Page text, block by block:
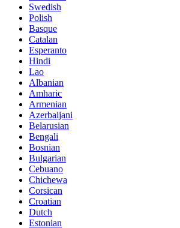
Swedish
Polish
Basque
Catalan
Esperanto
Hindi
Lao
Albanian
Amharic
Armenian
Azerbaijani
Belarusian
Bengali
Bosnian
Bulgarian
Cebuano
Chichewa
Corsican
Croatian
Dutch
Estonian